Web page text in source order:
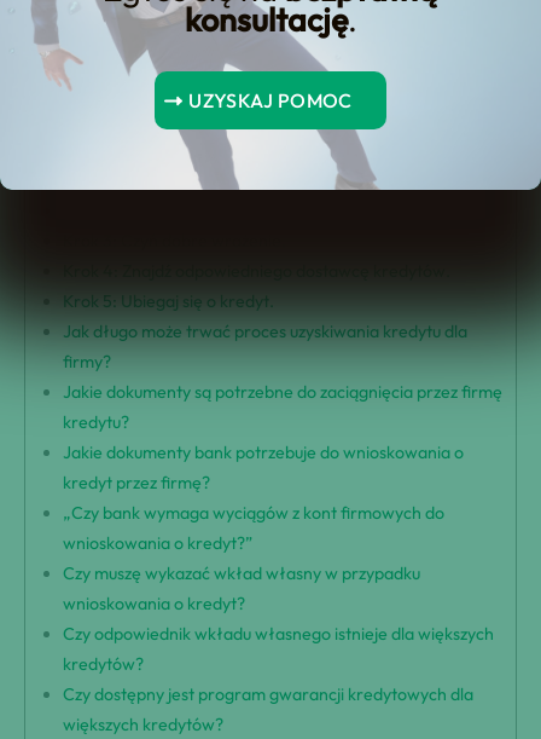
konsultację.
UZYSKAJ POMOC
Spis Treści
Jak uzyskać kredyt na firmę – proste kroki do finansowego
Krok 1: Sprawdź swój cel kredytu
Krok 5: Ubiegaj się o kredyt.
Jak długo może trwać proces uzyskiwania kredytu dla
firmy?
Jakie dokumenty są potrzebne do zaciągnięcia przez firmę
kredytu?
Jakie dokumenty bank potrzebuje do wnioskowania o
kredyt przez firmę?
„Czy bank wymaga wyciągów z kont firmowych do
wnioskowania o kredyt?”
Czy muszę wykazać wkład własny w przypadku
wnioskowania o kredyt?
Czy odpowiednik wkładu własnego istnieje dla większych
kredytów?
Czy dostępny jest program gwarancji kredytowych dla
większych kredytów?